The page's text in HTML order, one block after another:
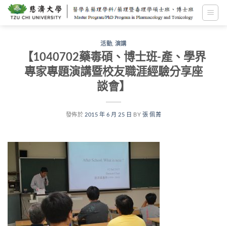
活動 演講
【1040702藥毒碩、博士班-產、學界
專家專題演講暨校友職涯經驗分享座
談會】
發佈於 2015 年 6 月 25 日 BY 張 佩菁